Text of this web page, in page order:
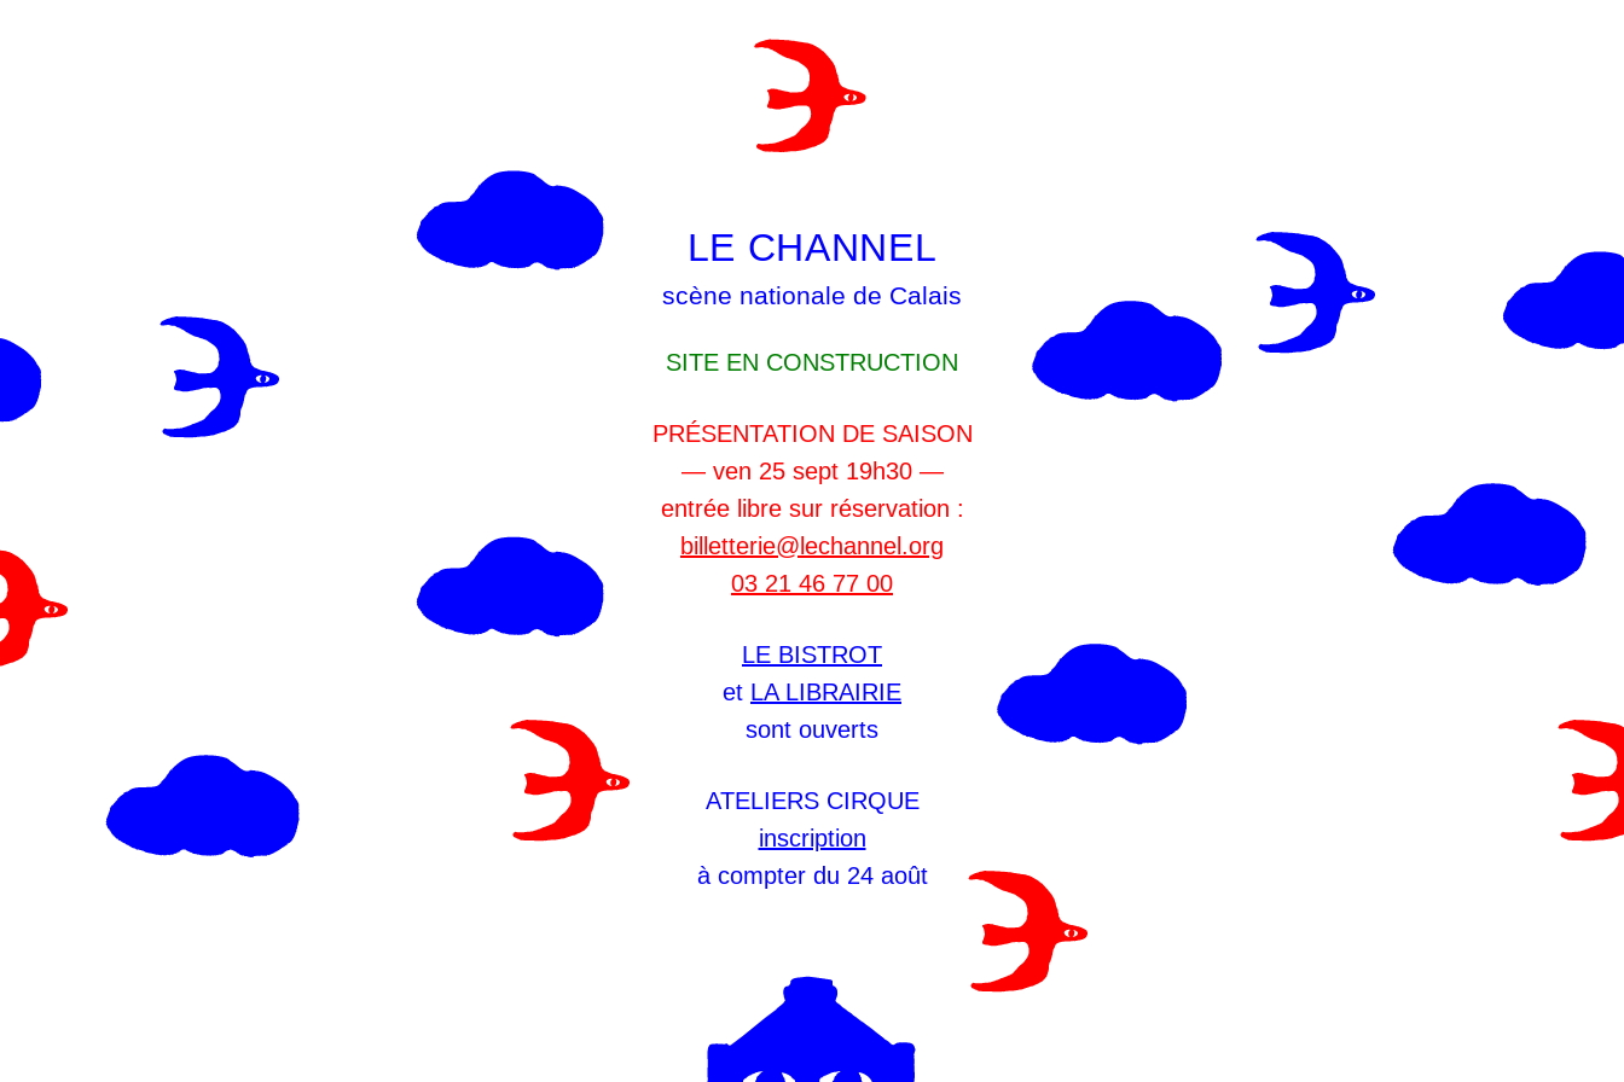
LE CHANNEL
scène nationale de Calais
SITE EN CONSTRUCTION
PRÉSENTATION DE SAISON
— ven 25 sept 19h30 —
entrée libre sur réservation :
billetterie@lechannel.org
03 21 46 77 00
LE BISTROT
et LA LIBRAIRIE
sont ouverts
ATELIERS CIRQUE
inscription
à compter du 24 août